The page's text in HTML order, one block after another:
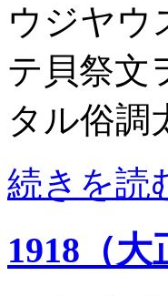
ウジヤ
テ貝祭
タル俗
続きを読
1918（大